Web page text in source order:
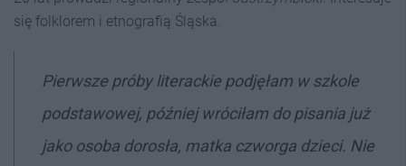
się folklorem i etnografią Śląska.
Pierwsze próby literackie podjęłam w szkole
podstawowej, później wróciłam do pisania już
jako osoba dorosła, matka czworga dzieci. Nie